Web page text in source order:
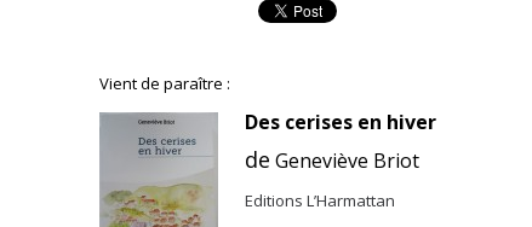
Vient de paraître :
Des cerises en hiver
de Geneviève Briot
Editions L’Harmattan